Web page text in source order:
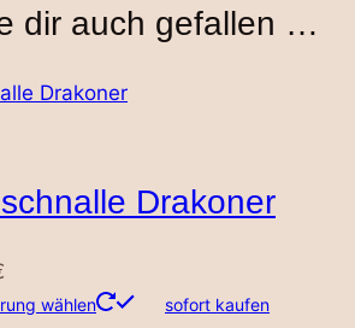
dir auch gefallen …
Drakoner
wählen
Dieses
sofort kaufen